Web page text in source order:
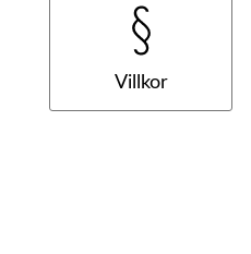
Villkor